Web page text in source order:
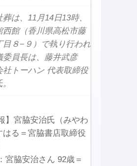
は、11月14日13時、
西館（香川県高松市藤
目８−９）で執り行われ
委員長は、藤井武彦
社トーハン 代表取締役
】宮脇安治氏（みやわ
はる＝宮脇書店取締役
宮脇安治さん 92歳＝